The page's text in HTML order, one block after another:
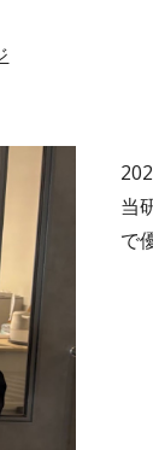
当
で